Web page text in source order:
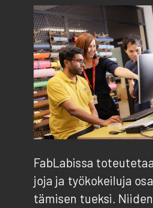
FabLa­bis­sa
jo­ja ja työ­ko­kei­lu­ja
tä­mi­sen tuek­si.